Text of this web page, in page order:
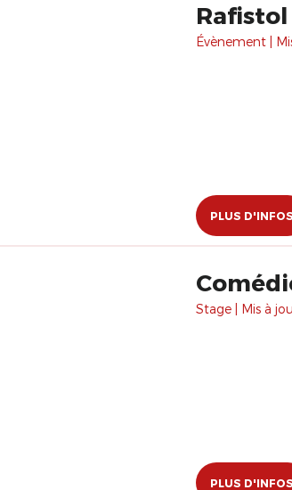
Évènement |
PLUS D'INFOS
Stage | Mis à
PLUS D'INFOS